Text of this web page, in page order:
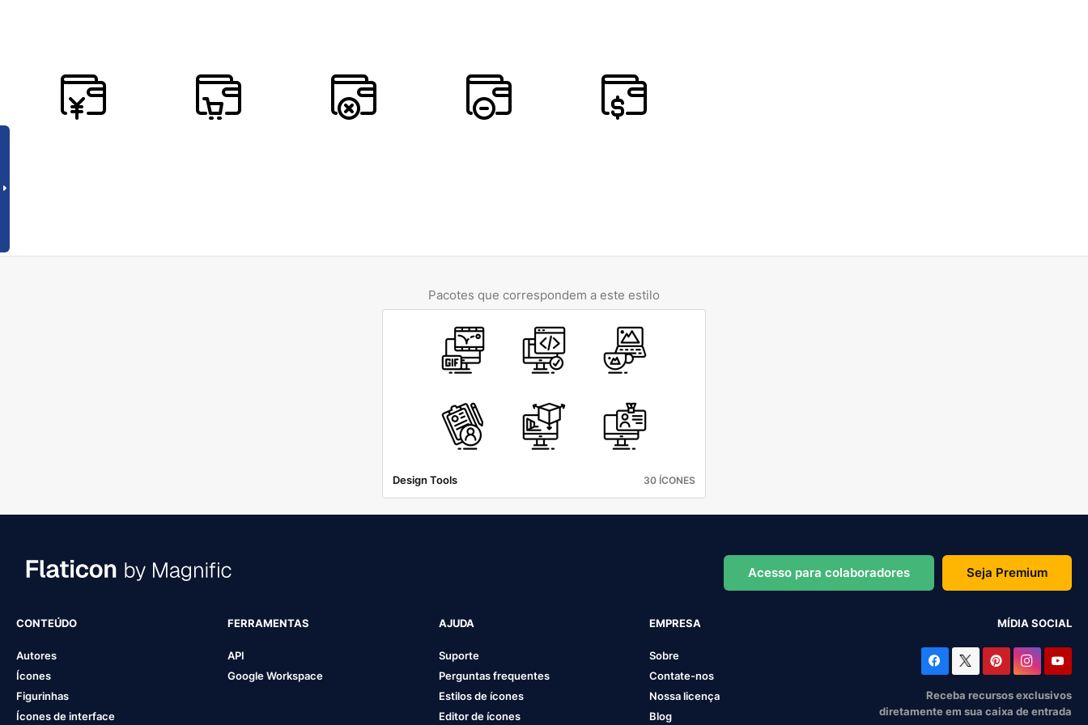
Pacotes que correspondem a este estilo
Design Tools 30 ÍCONES
Acesso para colaboradores Seja Premium
CONTEÚDO
Autores
Ícones
Figurinhas
Ícones de interface
FERRAMENTAS
API
Google Workspace
AJUDA
Suporte
Perguntas frequentes
Estilos de ícones
Editor de ícones
EMPRESA
Sobre
Contate-nos
Nossa licença
Blog
MÍDIA SOCIAL
Receba recursos exclusivos
diretamente em sua caixa de entrada